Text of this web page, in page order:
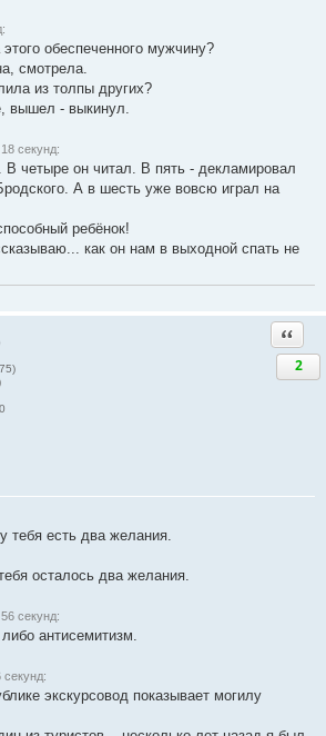
обеспеченного мужчину?
смотрела.
из толпы других?
вышел - выкинул.
секунд:
В четыре он читал. В пять - декламировал
А в шесть уже вовсю играл на
ребёнок!
как он нам в выходной спать не
2
тебя есть два желания.
осталось два желания.
секунд:
антисемитизм.
секунд:
экскурсовод показывает могилу